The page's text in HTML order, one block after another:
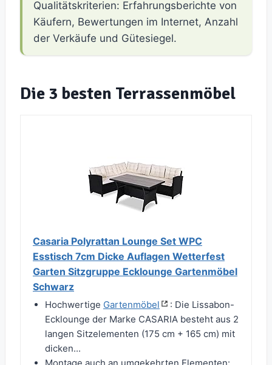
Qualitätskriterien: Erfahrungsberichte von
Käufern, Bewertungen im Internet, Anzahl
der Verkäufe und Gütesiegel.
Die 3 besten Terrassenmöbel
Casaria Polyrattan Lounge Set WPC
Esstisch 7cm Dicke Auflagen Wetterfest
Garten Sitzgruppe Ecklounge Gartenmöbel
Schwarz
Hochwertige Gartenmöbel
: Die Lissabon-
Ecklounge der Marke CASARIA besteht aus 2
langen Sitzelementen (175 cm + 165 cm) mit
dicken...